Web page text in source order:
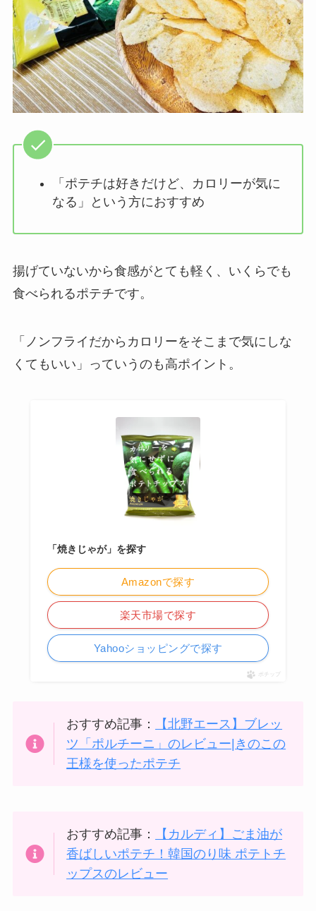
「ポテチは好きだけど、カロリーが気に
なる」という方におすすめ
揚げていないから食感がとても軽く、いくらでも
食べられるポテチです。
「ノンフライだからカロリーをそこまで気にしな
くてもいい」っていうのも高ポイント。
「焼きじゃが」を探す
Amazonで探す
楽天市場で探す
Yahooショッピングで探す
ポチップ
おすすめ記事：
【北野エース】ブレッ
ツ「ポルチーニ」のレビュー|きのこの
王様を使ったポテチ
おすすめ記事：
【カルディ】ごま油が
香ばしいポテチ！韓国のり味 ポテトチ
ップスのレビュー